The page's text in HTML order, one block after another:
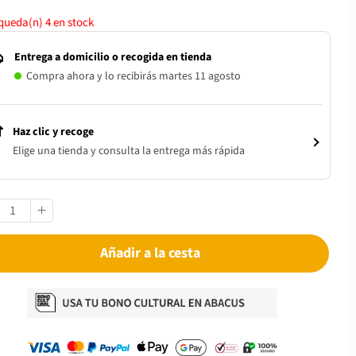
4en stock
Entrega a domicilio o recogida en tienda
Compra ahora y lo recibirás martes 11 agosto
Haz clic y recoge
Elige una tienda y consulta la entrega más rápida
Añadir a la cesta